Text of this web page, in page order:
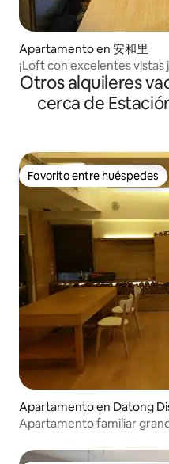
Apartamento en 安和里
¡Loft con excelentes
Otros alquileres
cerca de
Favorito entre huéspedes
Favorito entre huéspedes
Apartamento en Datong
Apartamento familiar